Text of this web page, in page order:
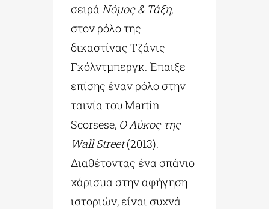
σειράΝόμος & Τάξη,
στον ρόλο της
δικαστίνας Τζάνις
Γκόλντμπεργκ. Έπαιξε
επίσης έναν ρόλο στην
ταινία του Martin
Scorsese, Ο Λύκος της
Wall Street(2013).
Διαθέτοντας ένα σπάνιο
χάρισμα στην αφήγηση
ιστοριών, είναι συχνά